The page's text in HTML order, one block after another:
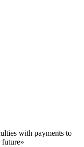
with payments to